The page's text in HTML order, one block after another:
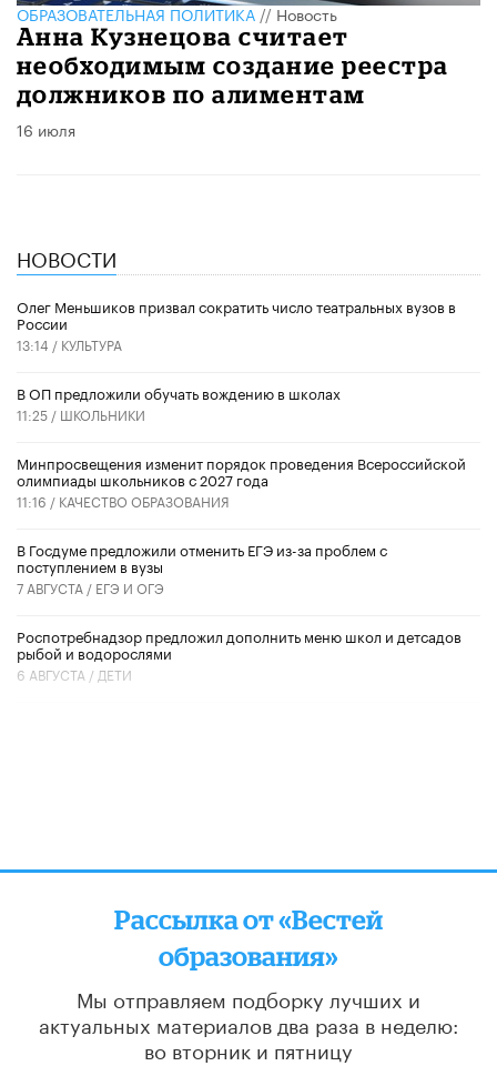
ОБРАЗОВАТЕЛЬНАЯ ПОЛИТИКА//Новость
Анна Кузнецова считает
необходимым создание реестра
должников по алиментам
16 июля
НОВОСТИ
Олег Меньшиков призвал сократить число театральных вузов в
России
13:14 / КУЛЬТУРА
В ОП предложили обучать вождению в школах
11:25 / ШКОЛЬНИКИ
Минпросвещения изменит порядок проведения Всероссийской
олимпиады школьников с 2027 года
11:16 / КАЧЕСТВО ОБРАЗОВАНИЯ
В Госдуме предложили отменить ЕГЭ из-за проблем с
поступлением в вузы
7 АВГУСТА / ЕГЭ И ОГЭ
Роспотребнадзор предложил дополнить меню школ и детсадов
рыбой и водорослями
6 АВГУСТА / ДЕТИ
Рассылка от «Вестей
образования»
Мы отправляем подборку лучших и
актуальных материалов два раза в неделю:
во вторник и пятницу